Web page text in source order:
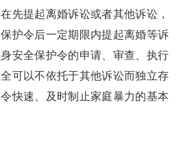
先提起离婚诉讼或者其他诉讼，
护令后一定期限内提起离婚等诉
安全保护令的申请、审查、执行
可以不依托于其他诉讼而独立存
快速、及时制止家庭暴力的基本